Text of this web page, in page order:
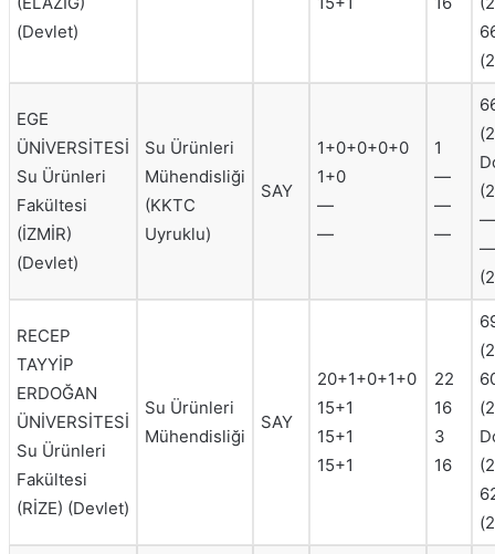
(Devlet)
EGE
ÜNİVERSİTESİ
Su Ürünleri
Fakültesi
(İZMİR)
(Devlet)
Su Ürünleri
Mühendisliği
(KKTC
Uyruklu)
SAY
1+0+0+0+0
1+0
—
—
1
—
—
—
—
—
RECEP
TAYYİP
ERDOĞAN
ÜNİVERSİTESİ
Su Ürünleri
Fakültesi
(RİZE) (Devlet)
Su Ürünleri
Mühendisliği
SAY
20+1+0+1+0
15+1
15+1
15+1
22
16
3
16